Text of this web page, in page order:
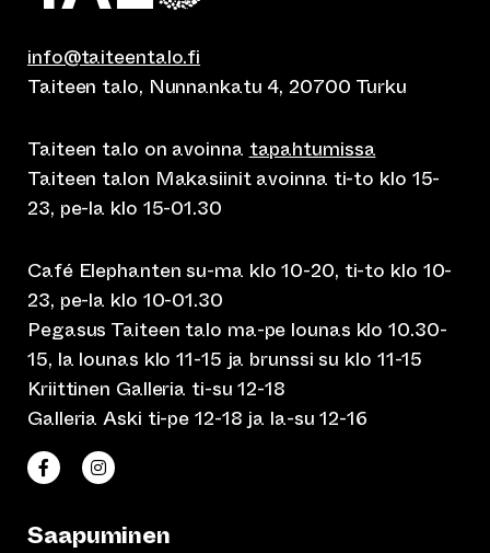
info@taiteentalo.fi
Taiteen talo, Nunnankatu 4, 20700 Turku
Taiteen talo on avoinna tapahtumissa
Taiteen talon Makasiinit avoinna ti-to klo 15-
23, pe-la klo 15-01.30
Café Elephanten su-ma klo 10-20, ti-to klo 10-
23, pe-la klo 10-01.30
Pegasus Taiteen talo ma-pe lounas klo 10.30-
15, la lounas klo 11-15 ja brunssi su klo 11-15
Kriittinen Galleria ti-su 12-18
Galleria Aski ti-pe 12-18 ja la-su 12-16
Taiteen talo Facebookissa
(siirtyy toiseen verkkopalveluun)
Taiteen talo Instagramissa
(siirtyy toiseen verkkopalveluun)
Saapuminen